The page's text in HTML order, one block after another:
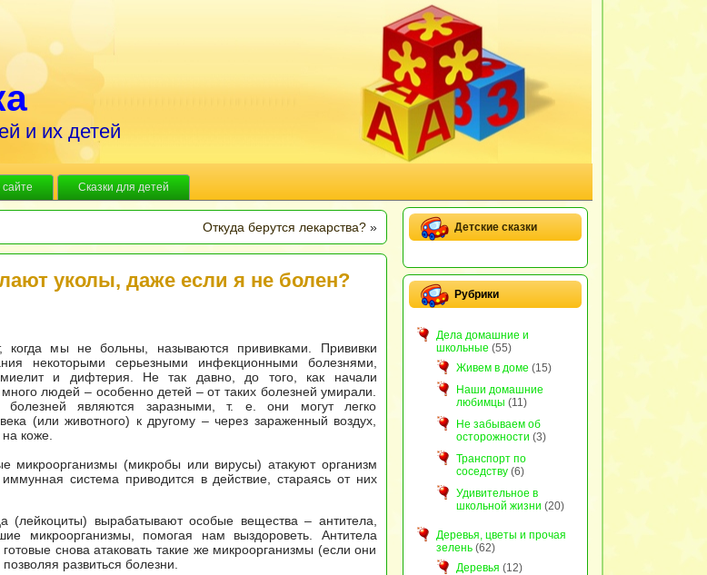
и их детей
Сказки для детей
Откуда берутся лекарства?»
уколы, даже если я не болен?
когда мы не больны, называются прививками. Прививки
некоторыми серьезными инфекционными болезнями,
и дифтерия. Не так давно, до того, как начали
людей – особенно детей – от таких болезней умирали.
болезней являются заразными, т. е. они могут легко
(или животного) к другому – через зараженный воздух,
коже.
микроорганизмы (микробы или вирусы) атакуют организм
система приводится в действие, стараясь от них
(лейкоциты) вырабатывают особые вещества – антитела,
микроорганизмы, помогая нам выздороветь. Антитела
снова атаковать такие же микроорганизмы (если они
развиться болезни.
Детские сказки
Рубрики
Дела домашние и
школьные (55)
Живем в доме (15)
Наши домашние
любимцы (11)
Не забываем об
осторожности (3)
Транспорт по
соседству(6)
Удивительное в
школьной жизни (20)
Деревья, цветы и прочая
зелень(62)
Деревья (12)